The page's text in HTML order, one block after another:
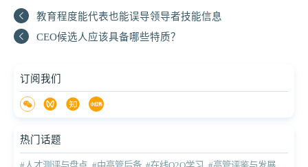
教育程度能代表也能误导领导者技能信息
CEO候选人应该具备哪些特质？
订阅我们
热门话题